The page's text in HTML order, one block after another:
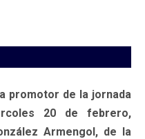
promotor de la jornada
20 de febrero,
Armengol, de la